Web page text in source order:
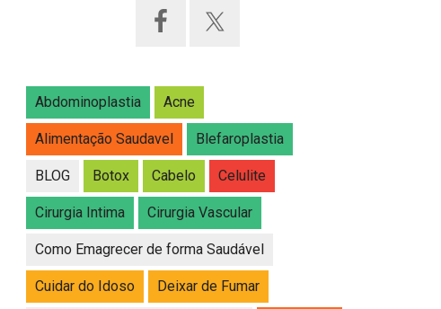
Abdominoplastia Acne
Alimentação Saudavel Blefaroplastia
BLOG Botox Cabelo Celulite
Cirurgia Intima Cirurgia Vascular
Como Emagrecer de forma Saudável
Cuidar do Idoso Deixar de Fumar